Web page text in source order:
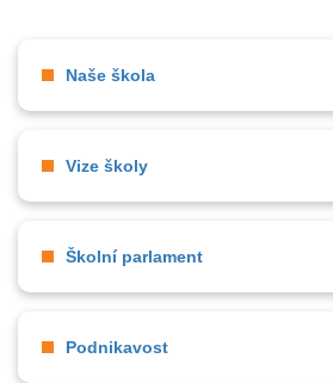
Naše škola
Vize školy
Školní parlament
Podnikavost